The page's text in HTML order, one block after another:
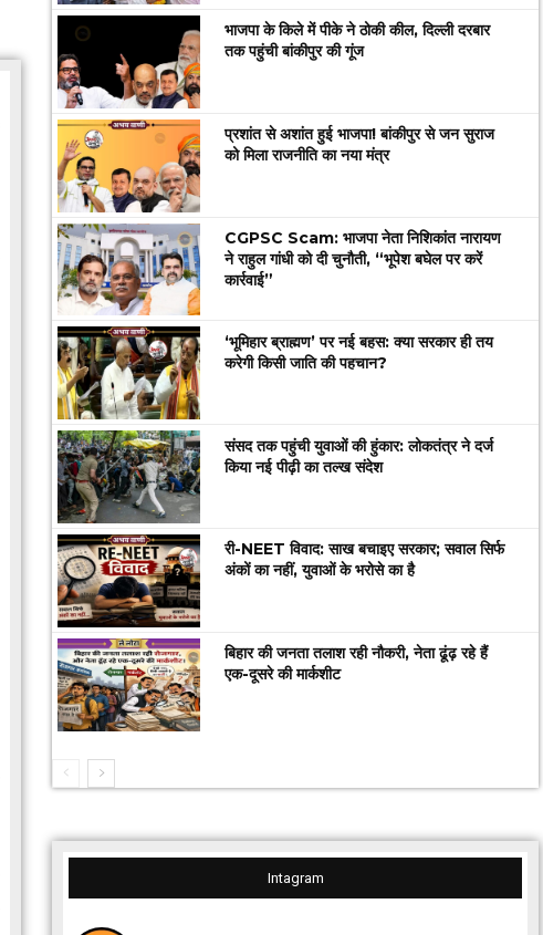
भाजपा के किले में पीके ने ठोकी कील, दिल्ली दरबार
तक पहुंची बांकीपुर की गूंज
प्रशांत से अशांत हुई भाजपा! बांकीपुर से जन सुराज
को मिला राजनीति का नया मंत्र
CGPSC Scam: भाजपा नेता निशिकांत नारायण
ने राहुल गांधी को दी चुनौती, “भूपेश बघेल पर करें
कार्रवाई”
‘भूमिहार ब्राह्मण’ पर नई बहस: क्या सरकार ही तय
करेगी किसी जाति की पहचान?
संसद तक पहुंची युवाओं की हुंकार: लोकतंत्र ने दर्ज
किया नई पीढ़ी का तल्ख संदेश
री-NEET विवाद: साख बचाइए सरकार; सवाल सिर्फ
अंकों का नहीं, युवाओं के भरोसे का है
बिहार की जनता तलाश रही नौकरी, नेता ढूंढ़ रहे हैं
एक-दूसरे की मार्कशीट
Intagram